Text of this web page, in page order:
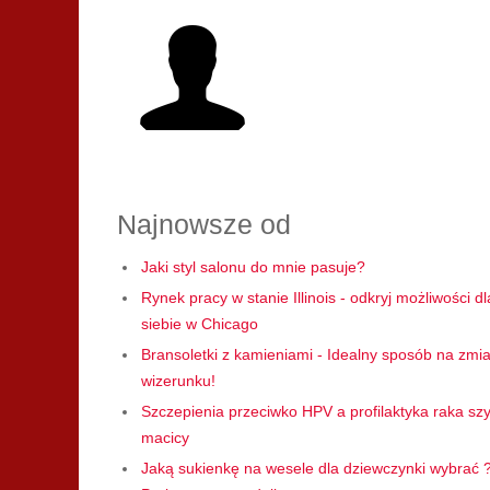
Najnowsze od
Jaki styl salonu do mnie pasuje?
Rynek pracy w stanie Illinois - odkryj możliwości
siebie w Chicago
Bransoletki z kamieniami - Idealny sposób na
wizerunku!
Szczepienia przeciwko HPV a profilaktyka raka
macicy
Jaką sukienkę na wesele dla dziewczynki wybrać